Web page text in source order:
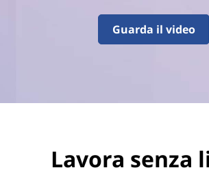
Guarda il video
Lavora senza